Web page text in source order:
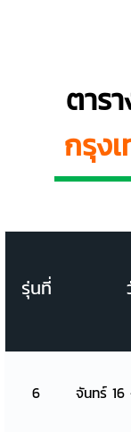
ตาร
กรุง
รุ่นที่
6 จันทร์